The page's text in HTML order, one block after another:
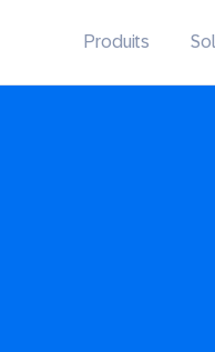
Produits